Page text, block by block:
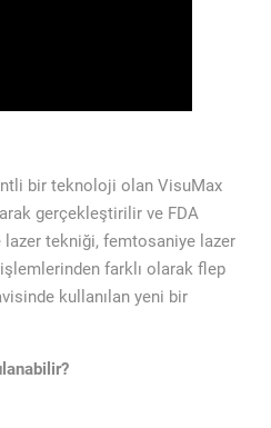
bir teknoloji olan VisuMax
gerçekleştirilir ve FDA
lazer tekniği, femtosaniye lazer
farklı olarak flep
kullanılan yeni bir